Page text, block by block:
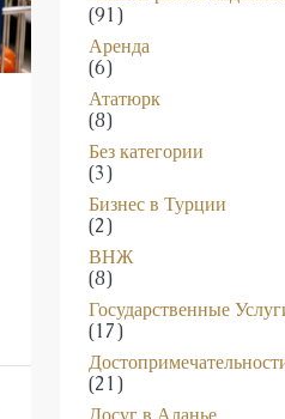
Аренда
(6)
Ататюрк
(8)
Без категории
(3)
Бизнес в Турции
(2)
ВНЖ
(8)
Государственные Услуги
(17)
Достопримечательности
(21)
Досуг в Аланье
(20)